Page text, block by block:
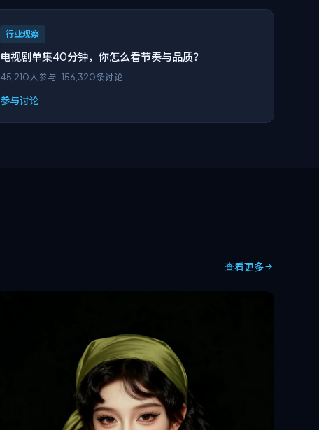
行业观察
电视剧单集40分钟，你怎么看节奏与品质？
45,210人参与 ·156,320条讨论
参与讨论
查看更多